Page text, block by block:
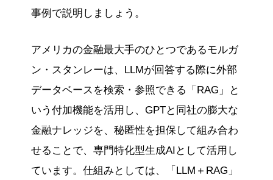
事例で説明しましょう。
アメリカの金融最大手のひとつであるモルガ
ン・スタンレーは、LLMが回答する際に外部
データベースを検索・参照できる「RAG」と
いう付加機能を活用し、GPTと同社の膨大な
金融ナレッジを、秘匿性を担保して組み合わ
せることで、専門特化型生成AIとして活用し
ています。仕組みとしては、「LLM＋RAG」